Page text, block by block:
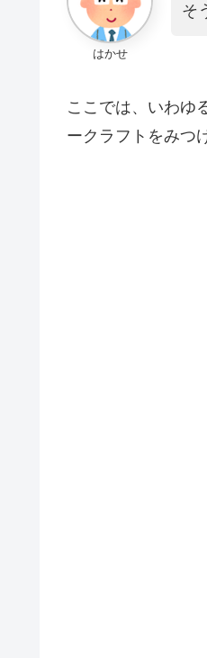
はかせ
そ
ここでは、いわゆ
ークラフトをみつ